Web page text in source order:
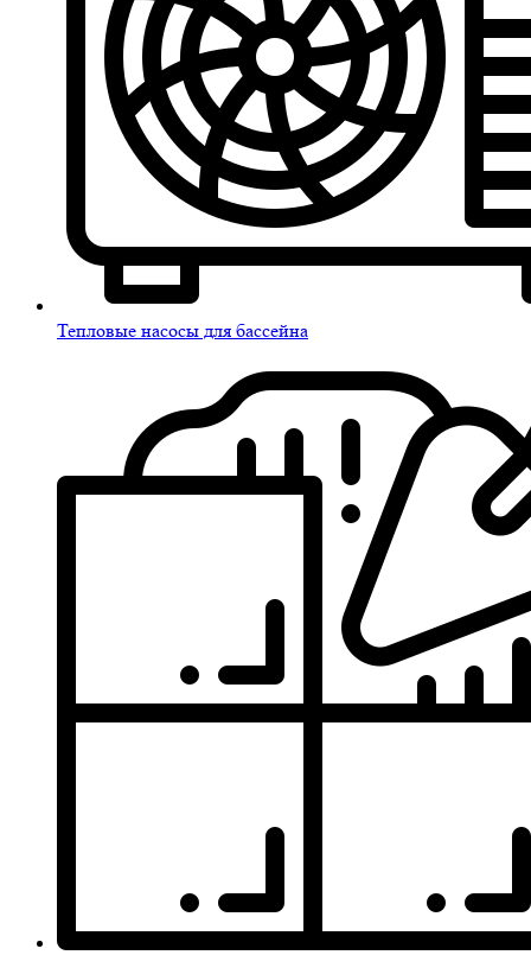
Тепловые насосы для бассейна